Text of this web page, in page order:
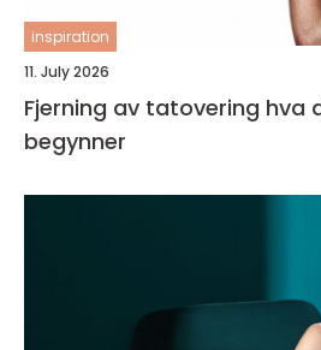
inspiration
11. July 2026
Fjerning av tatovering hva du bør vite før du
begynner